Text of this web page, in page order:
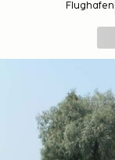
Flughafen